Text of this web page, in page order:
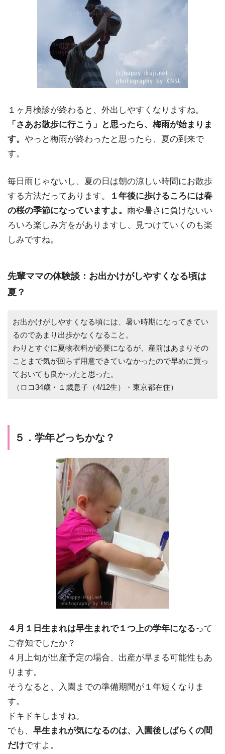
１ヶ月検診が終わると、外出しやすくなりますね。
「さあお散歩に行こう」と思ったら、梅雨が始まりま
す。 やっと梅雨が終わったと思ったら、夏の到来で
す。
毎日雨じゃないし、夏の日は朝の涼しい時間にお散歩
する方法だってあります。
１年後に歩けるころには春
の桜の季節になっていますよ。 雨や暑さに負けないい
ろいろ楽しみ方をがありますし、見つけていくのも楽
しみですね。
先輩ママの体験談：お出かけがしやすくなる頃は
夏？
お出かけがしやすくなる頃には、暑い時期になってきてい
るのであまり出歩かなくなること。
わりとすぐに夏物衣料が必要になるが、産前はあまりその
ことまで気が回らず用意できていなかったので早めに買っ
ておいても良かったと思った。
（ロコ34歳・１歳息子（4/12生）・東京都在住）
５．学年どっちかな？
４月１日生まれは早生まれで１つ上の学年になるって
ご存知でしたか？
４月上旬が出産予定の場合、出産が早まる可能性もあ
ります。
そうなると、入園までの準備期間が１年短くなりま
す。
ドキドキしますね。
でも、 早生まれが気になるのは、入園後しばらくの間
だけですよ。